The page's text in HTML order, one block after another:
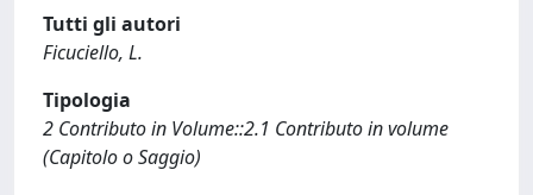
Tutti gli autori
Ficuciello, L.
Tipologia
2 Contributo in Volume::2.1 Contributo in volume
(Capitolo o Saggio)